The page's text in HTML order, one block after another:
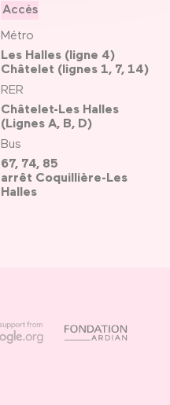
Accès
Métro
Les Halles (ligne 4)
Châtelet (lignes 1, 7, 14)
RER
Châtelet-Les Halles
(Lignes A, B, D)
Bus
67, 74, 85
arrêt Coquillière-Les
Halles